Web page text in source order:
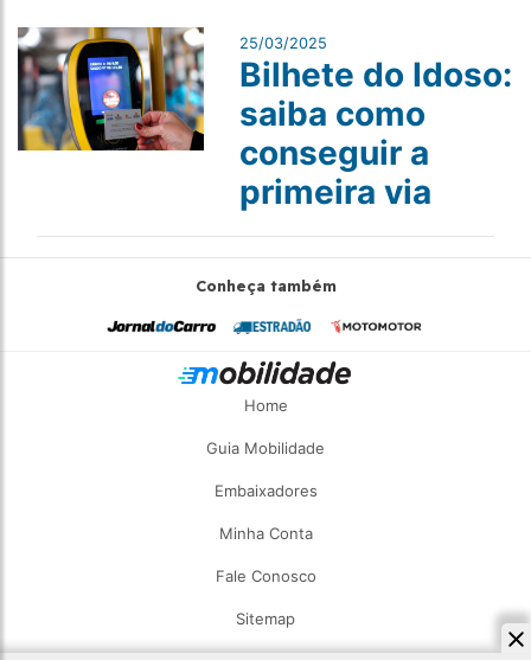
25/03/2025
Bilhete do Idoso:
saiba como
conseguir a
primeira via
Conheça também
Home
Guia Mobilidade
Embaixadores
Minha Conta
Fale Conosco
Sitemap